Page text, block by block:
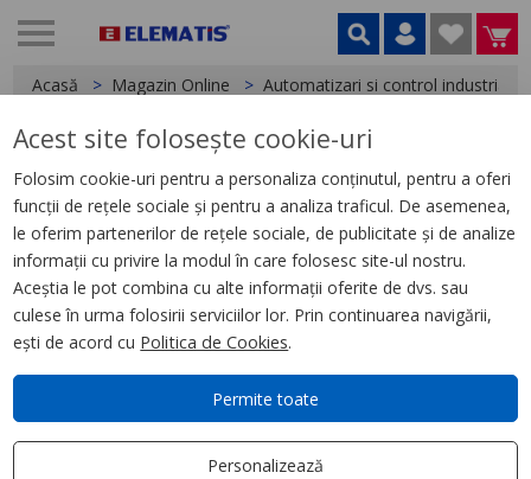
Acasă Magazin Online Automatizari si control industrial
< Relee
Releu Control Temperatura
Rm35-A - 24 - 240 V C.A./C.C. - 2
No
Acest site folosește cookie-uri
Folosim cookie-uri pentru a personaliza conținutul, pentru a oferi
funcții de rețele sociale și pentru a analiza traficul. De asemenea,
le oferim partenerilor de rețele sociale, de publicitate și de analize
informații cu privire la modul în care folosesc site-ul nostru.
Aceștia le pot combina cu alte informații oferite de dvs. sau
culese în urma folosirii serviciilor lor. Prin continuarea navigării,
ești de acord cu Politica de Cookies.
Permite toate
Personalizează